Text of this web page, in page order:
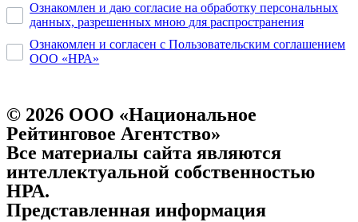
Ознакомлен и даю согласие на обработку персональных
данных, разрешенных мною для распространения
Ознакомлен и согласен с Пользовательским соглашением
ООО «НРА»
© 2026 ООО «Национальное
Рейтинговое Агентство»
Все материалы сайта являются
интеллектуальной собственностью
НРА.
Представленная информация